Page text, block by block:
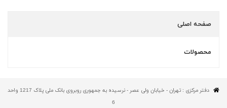
صفحه اصلی
محصولات
دفتر مرکزی : تهران - خیابان ولی عصر - نرسیده به جمهوری روبروی بانک ملی پلاک 1217 واحد
6